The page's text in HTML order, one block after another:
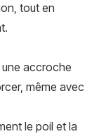
tout en
accroche
même avec
le poil et la